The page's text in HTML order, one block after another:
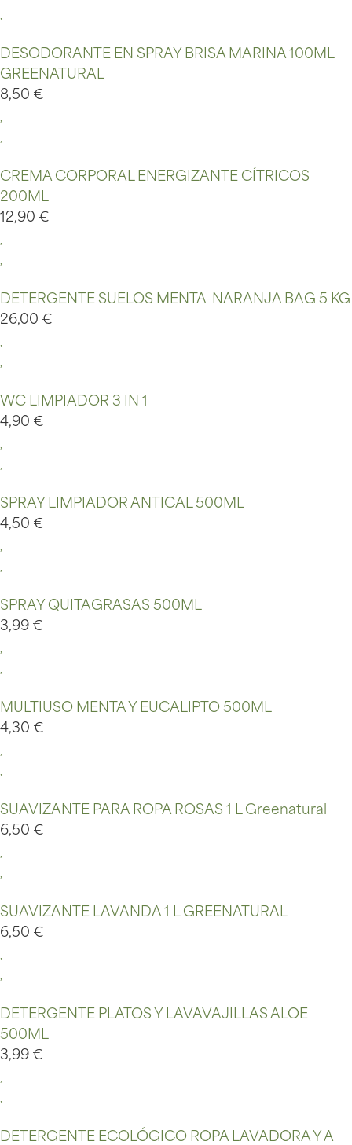
DESODORANTE EN SPRAY BRISA MARINA 100ML
GREENATURAL
8,50 €
CREMA CORPORAL ENERGIZANTE CÍTRICOS
200ML
12,90 €
DETERGENTE SUELOS MENTA-NARANJA BAG 5 KG
26,00 €
WC LIMPIADOR 3 IN 1
4,90 €
SPRAY LIMPIADOR ANTICAL 500ML
4,50 €
SPRAY QUITAGRASAS 500ML
3,99 €
MULTIUSO MENTA Y EUCALIPTO 500ML
4,30 €
SUAVIZANTE PARA ROPA ROSAS 1 L Greenatural
6,50 €
SUAVIZANTE LAVANDA 1 L GREENATURAL
6,50 €
DETERGENTE PLATOS Y LAVAVAJILLAS ALOE
500ML
3,99 €
DETERGENTE ECOLÓGICO ROPA LAVADORA Y A